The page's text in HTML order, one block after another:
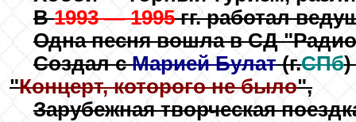
В1993 — 1995гг. работал
Одна песня вошла в СД
Создал сМарией Булат(г.СПб)
"Концерт, которого не было",
Зарубежная творческая